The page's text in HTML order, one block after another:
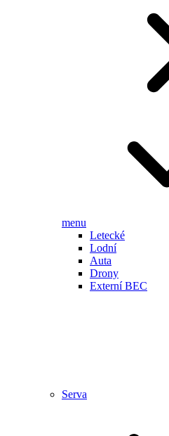
menu
Letecké
Lodní
Auta
Drony
Externí BEC
Serva